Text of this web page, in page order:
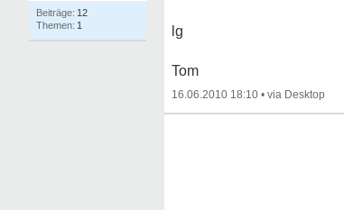
12
1
lg
Tom
16.06.2010 18:10 •